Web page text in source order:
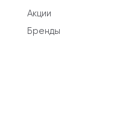
Акции
Бренды